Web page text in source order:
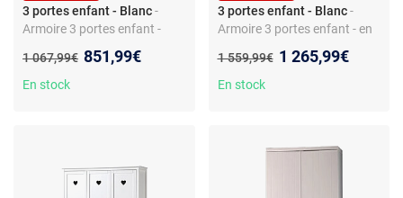
3 portes enfant - Blanc-
Armoire 3 portes enfant -
panneau de particules - style
minimaliste
Ancien prix :
1 067,99€ Nouveau prix :
851,99€
En stock
3 portes enfant - Blanc -
Armoire 3 portes enfant - en
étagères
Ancien prix :
1 559,99€ Nouveau prix :
1 265,99€
En stock